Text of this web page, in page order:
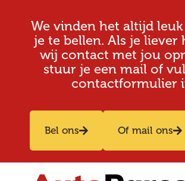
We vinden het altijd
je te bellen. Als je liever
wij contact met jou
stuur je een mail of
contactformulier
Bel ons Of mail ons